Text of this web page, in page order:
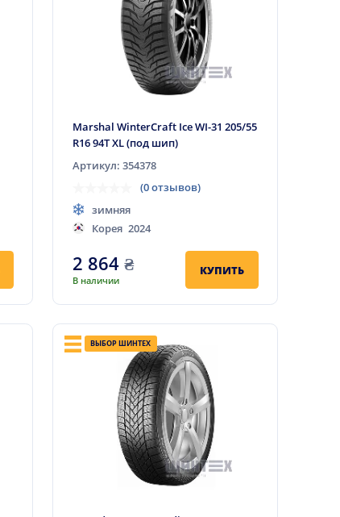
Marshal WinterCraft Ice WI-31 205/55
R16 94T XL (под шип)
Артикул: 354378
(0 отзывов)
зимняя
Корея 2024
2 864 ₴
В наличии
КУПИТЬ
ВЫБОР ШИНТЕХ